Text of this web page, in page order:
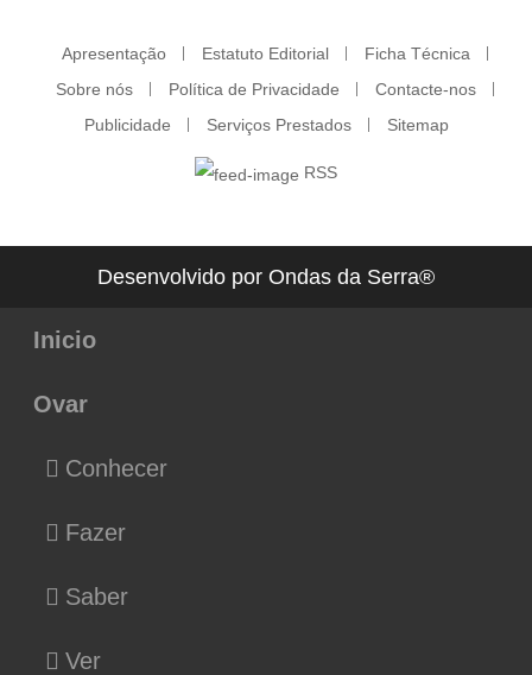
Apresentação Estatuto Editorial
Ficha Técnica
Sobre nós
Política de Privacidade
Contacte-nos
Publicidade
Serviços Prestados Sitemap
RSS
Desenvolvido por Ondas da Serra®
Inicio
Ovar
Conhecer
Fazer
Saber
Ver